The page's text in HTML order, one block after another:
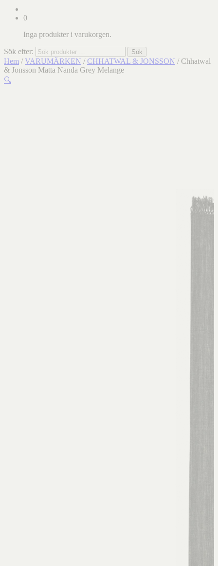
0
Inga produkter i varukorgen.
Sök efter: Sök
Hem / VARUMÄRKEN / CHHATWAL & JONSSON / Chhatwal
& Jonsson Matta Nanda Grey Melange
🔍